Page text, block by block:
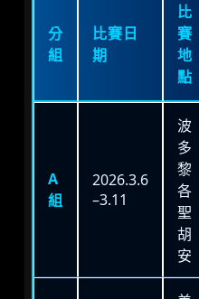
分
組
比賽日
期
比
賽
地
點
A
組
2026.3.6
–3.11
波
多
黎
各
聖
胡
安